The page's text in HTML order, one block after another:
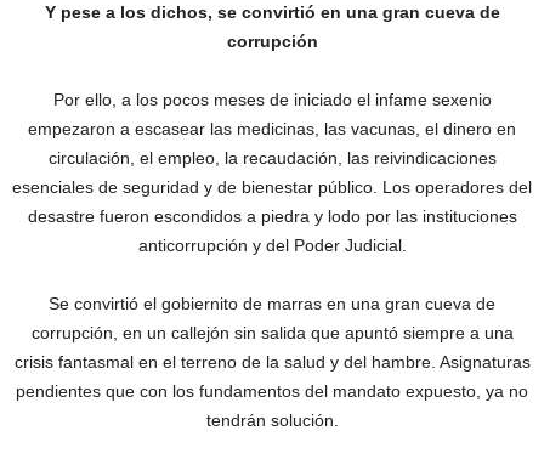
Y pese a los dichos, se convirtió en una gran cueva de
corrupción
Por ello, a los pocos meses de iniciado el infame sexenio
empezaron a escasear las medicinas, las vacunas, el dinero en
circulación, el empleo, la recaudación, las reivindicaciones
esenciales de seguridad y de bienestar público. Los operadores del
desastre fueron escondidos a piedra y lodo por las instituciones
anticorrupción y del Poder Judicial.
Se convirtió el gobiernito de marras en una gran cueva de
corrupción, en un callejón sin salida que apuntó siempre a una
crisis fantasmal en el terreno de la salud y del hambre. Asignaturas
pendientes que con los fundamentos del mandato expuesto, ya no
tendrán solución.